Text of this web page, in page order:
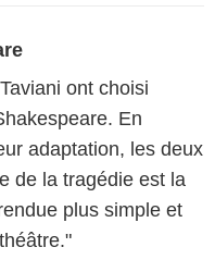
ont choisi
En
adaptation, les deux
de la tragédie est la
plus simple et